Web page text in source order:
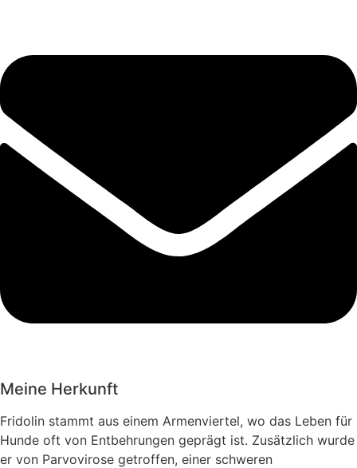
Meine Herkunft
Fridolin stammt aus einem Armenviertel, wo das Leben für
Hunde oft von Entbehrungen geprägt ist. Zusätzlich wurde
er von Parvovirose getroffen, einer schweren